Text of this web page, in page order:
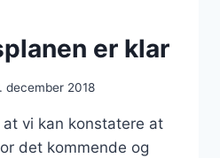
er klar
december 2018
vi kan konstatere at
det kommende og